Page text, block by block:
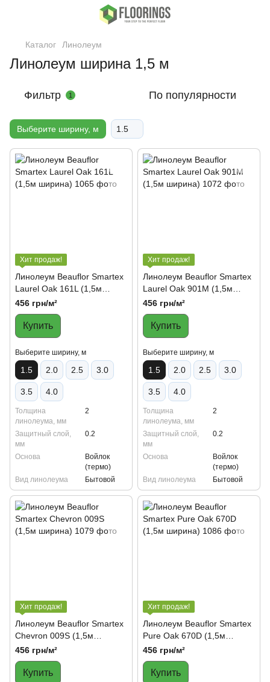
Каталог Линолеум
Линолеум ширина 1,5 м
Фильтр 1 По популярности
Выберите ширину, м 1.5
Хит продаж!
Линолеум Beauflor Smartex
Laurel Oak 161L (1,5м
ширина)
456 грн/м²
Купить
Выберите ширину, м
1.5 2.0 2.5 3.0
3.5 4.0
Толщина
линолеума, мм
2
Защитный слой,
мм
0.2
Основа
Войлок
(термо)
Вид линолеума
Бытовой
Хит продаж!
Линолеум Beauflor Smartex
Laurel Oak 901M (1,5м
ширина)
456 грн/м²
Купить
Выберите ширину, м
1.5 2.0 2.5 3.0
3.5 4.0
Толщина
линолеума, мм
2
Защитный слой,
мм
0.2
Основа
Войлок
(термо)
Вид линолеума
Бытовой
Хит продаж!
Линолеум Beauflor Smartex
Chevron 009S (1,5м
ширина)
456 грн/м²
Купить
Хит продаж!
Линолеум Beauflor Smartex
Pure Oak 670D (1,5м
ширина)
456 грн/м²
Купить